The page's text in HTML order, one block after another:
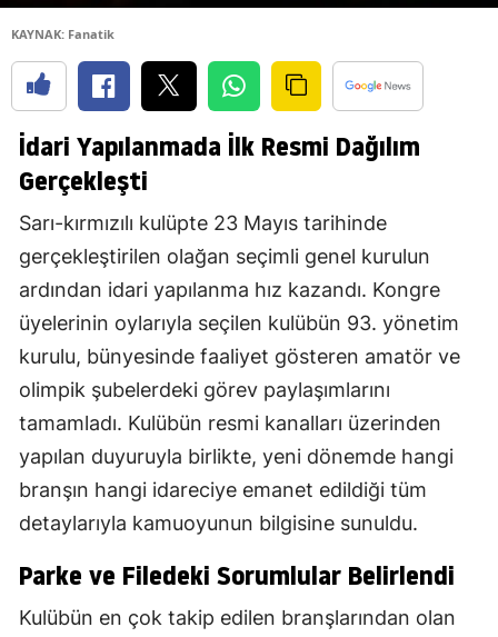
KAYNAK: Fanatik
İdari Yapılanmada İlk Resmi Dağılım
Gerçekleşti
Sarı-kırmızılı kulüpte 23 Mayıs tarihinde
gerçekleştirilen olağan seçimli genel kurulun
ardından idari yapılanma hız kazandı. Kongre
üyelerinin oylarıyla seçilen kulübün 93. yönetim
kurulu, bünyesinde faaliyet gösteren amatör ve
olimpik şubelerdeki görev paylaşımlarını
tamamladı. Kulübün resmi kanalları üzerinden
yapılan duyuruyla birlikte, yeni dönemde hangi
branşın hangi idareciye emanet edildiği tüm
detaylarıyla kamuoyunun bilgisine sunuldu.
Parke ve Filedeki Sorumlular Belirlendi
Kulübün en çok takip edilen branşlarından olan